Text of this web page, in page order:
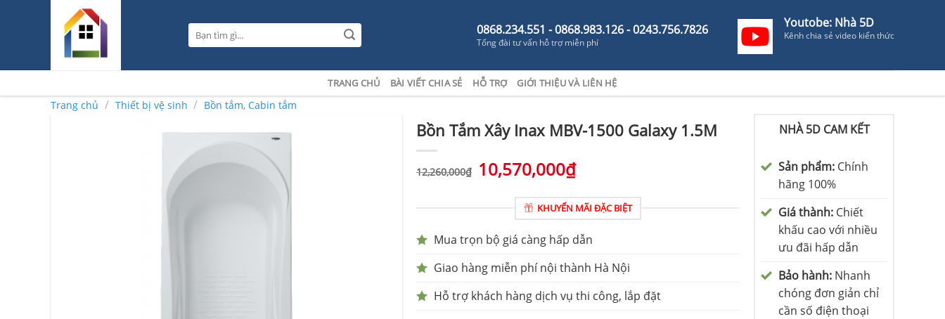
Tìm
kiếm:
0868.234.551 - 0868.983.126 - 0243.756.7826
Tổng đài tư vấn hỗ trợ miễn phí
Youtobe: Nhà 5D
Kênh chia sẻ video kiến thức
TRANG CHỦ BÀI VIẾT CHIA SẺ HỖ TRỢ GIỚI THIỆU VÀ LIÊN HỆ
Trang chủ / Thiết bị vệ sinh / Bồn tắm, Cabin tắm
Bồn Tắm Xây Inax MBV-1500 Galaxy 1.5M
12,260,000₫ 10,570,000₫
KHUYẾN MÃI ĐẶC BIỆT
Mua trọn bộ giá càng hấp dẫn
Giao hàng miễn phí nội thành Hà Nội
Hỗ trợ khách hàng dịch vụ thi công, lắp đặt
NHÀ 5D CAM KẾT
Sản phẩm: Chính
hãng 100%
Giá thành: Chiết
khấu cao với nhiều
ưu đãi hấp dẫn
Bảo hành: Nhanh
chóng đơn giản chỉ
cần số điện thoại